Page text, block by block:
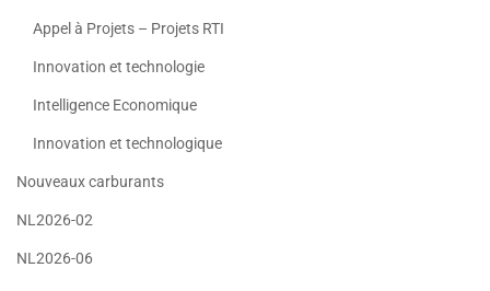
Appel à Projets – Projets RTI
Innovation et technologie
Intelligence Economique
Innovation et technologique
Nouveaux carburants
NL2026-02
NL2026-06